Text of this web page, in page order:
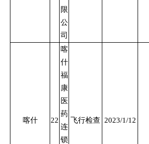
限
公
司
喀什 22
喀
什
福
康
医
药
连
锁
飞行检查 2023/1/12